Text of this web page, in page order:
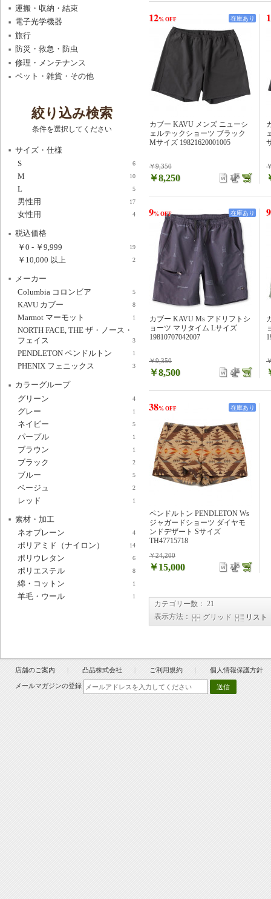
カブー KAVU メンズ ニューシ
ェルテックショーツ ブラック
Mサイズ 19821620001005
￥9,350
12% OFF
￥8,250
在庫あり
カブー KAVU Ms アドリフトシ
ョーツ マリタイム Lサイズ
19810707042007
￥9,350
9% OFF
￥8,500
在庫あり 9
ペンドルトン PENDLETON Ws
ジャガードショーツ ダイヤモ
ンドデザート Sサイズ
TH47715718
￥24,200
38% OFF
￥15,000
在庫あり
カテゴリー数： 21
表示方法：
グリッド リスト
運搬・収納・結束
電子光学機器
旅行
防災・救急・防虫
修理・メンテナンス
ペット・雑貨・その他
絞り込み検索
条件を選択してください
サイズ・仕様
S
6
M 10
L 5
男性用 17
女性用 4
税込価格
￥0 - ￥9,999 19
￥10,000 以上 2
メーカー
Columbia コロンビア
5
KAVU カブー 8
Marmot マーモット 1
NORTH FACE, THE ザ・ノース・
フェイス
3
PENDLETON ペンドルトン 1
PHENIX フェニックス 3
カラーグループ
グリーン
4
グレー 1
ネイビー 5
パープル 1
ブラウン 1
ブラック 2
ブルー 5
ベージュ 2
レッド 1
素材・加工
ネオプレーン
4
ポリアミド（ナイロン） 14
ポリウレタン 6
ポリエステル 8
綿・コットン 1
羊毛・ウール 1
店舗のご案内 凸品株式会社 ご利用規約 個人情報保護方針
メールマガジンの登録 送信